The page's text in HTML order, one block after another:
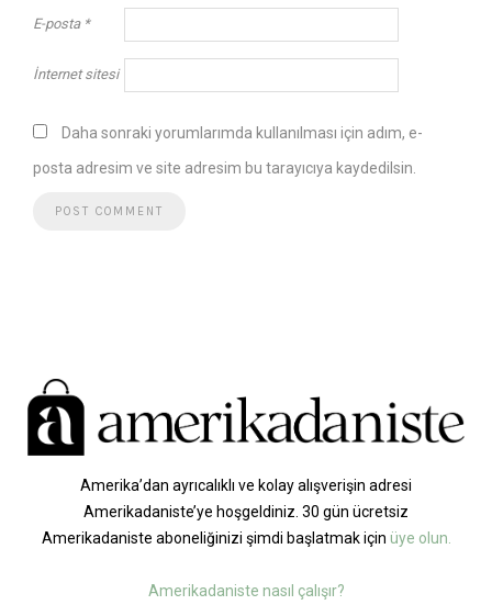
E-posta *
İnternet sitesi
Daha sonraki yorumlarımda kullanılması için adım, e-
posta adresim ve site adresim bu tarayıcıya kaydedilsin.
Amerika’dan ayrıcalıklı ve kolay alışverişin adresi
Amerikadaniste’ye hoşgeldiniz. 30 gün ücretsiz
Amerikadaniste aboneliğinizi şimdi başlatmak için üye olun.
Amerikadaniste nasıl çalışır?